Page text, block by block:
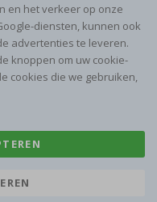
en het verkeer op onze
diensten, kunnen ook
advertenties te leveren.
knoppen om uw cookie-
cookies die we gebruiken,